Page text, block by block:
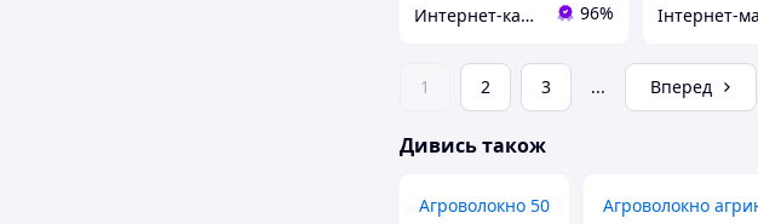
Интернет-кат​алог ск​​ид​​​ок "TRIVIA" 96%
1 2 3 ... Вперед
Дивись також
Агроволокно 50 Агроволокно